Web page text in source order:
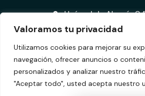
Valoramos tu privacidad
Utilizamos cookies para mejorar su
navegación, ofrecer anuncios o
personalizados y analizar nuestro
"Aceptar todo", usted acepta nuestro
Huércal de
javierdeveloperseo@gmail.com